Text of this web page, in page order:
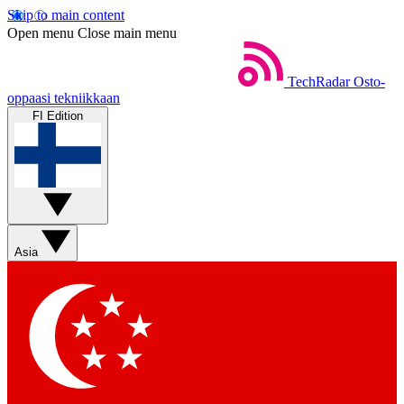
Skip to main content
Open menu Close main menu
TechRadar Osto-
oppaasi tekniikkaan
FI Edition
Asia